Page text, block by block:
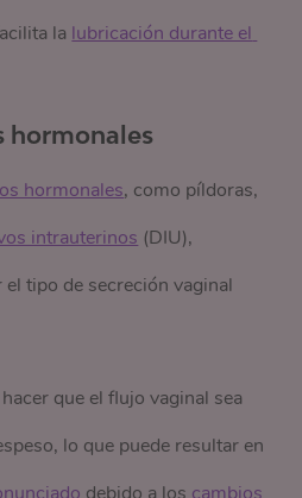
la lubricación durante el
hormonales
hormonales, como píldoras,
intrauterinos (DIU),
tipo de secreción vaginal
que el flujo vaginal sea
lo que puede resultar en